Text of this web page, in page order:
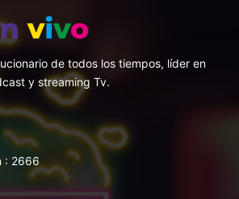
de todos los tiempos, líder en
y streaming Tv.
: 2666